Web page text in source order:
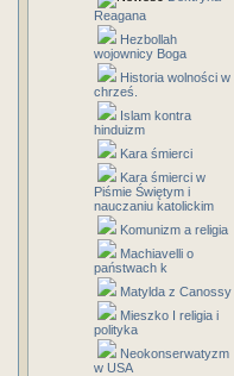
Reagana
Hezbollah
wojownicy Boga
Historia wolności w
chrześ.
Islam kontra
hinduizm
Kara śmierci
Kara śmierci w
Piśmie Świętym i
nauczaniu katolickim
Komunizm a religia
Machiavelli o
państwach k
Matylda z Canossy
Mieszko I religia i
polityka
Neokonserwatyzm
w USA